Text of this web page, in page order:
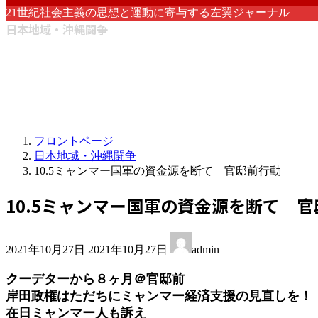
21世紀社会主義の思想と運動に寄与する左翼ジャーナル
日本地域・沖縄闘争
フロントページ
日本地域・沖縄闘争
10.5ミャンマー国軍の資金源を断て 官邸前行動
10.5ミャンマー国軍の資金源を断て 官
2021年10月27日 終
新
日
時
2021年10月27日 admin
クーデターから８ヶ月＠官邸前
岸田政権はただちにミャンマー経済支援の見直しを！
在日ミャンマー人も訴え